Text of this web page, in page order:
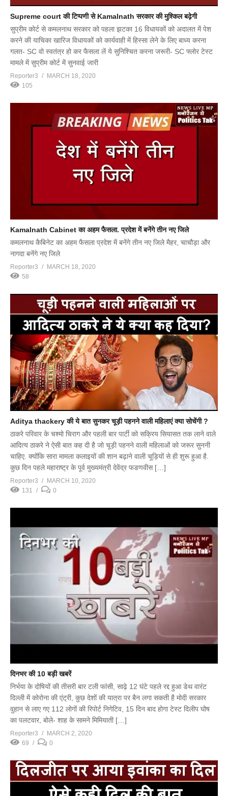
Supreme court की टिप्पणी से Kamalnath सरकार की मुश्किल बढ़ेगी
सुप्रीम कोर्ट से कमलनाथ सरकार को पहला झटका 16 विधायकों को अदालत में पेश
करने की याचिका खारिज विधायकों को कार्यवाही में हिस्सा लेने के लिए बाध्य करना
गलत- SC वो स्वतंत्र हो कर फैसला लें ये सुनिश्चित करना जरूरी- SC फ्लोर टेस्ट
मामले में सुप्रीम कोर्ट में सुनवाई जारी
Reporter3
MARCH 18, 2020
105
Kamalnath Cabinet का अहम फैसला. प्रदेश में बनेंगे तीन नए जिले
कमलनाथ कैबिनेट का अहम फैसला प्रदेश में बनेंगे तीन नए जिले मैहर, चाचौड़ा और
नागदा बनेंगे नए जिले
Reporter3
MARCH 18, 2020
58
Aditya thackery की ये बात सुनकर चूड़ी पहनने वाली महिलाएं क्या सोचेंगी ?
ठाकरे परिवार के चश्मो चिराग और पहली बार पार्टी को सक्रिय सियासत तक लाने वाले
आदित्य ठाकरे ने ऐसी बात कह दी है जो चूड़ी पहनने वाली महिलाओं को जरूर सुननी
चाहिए. क्योंकि सारा मामला कलाइयों की शान बढ़ाने वाली चूड़ियों से ही शुरू हुआ है.
कुछ दिन पहले महाराष्ट्र के पूर्व मुख्यमंत्री देवेंद्र फडणवीस […]
Reporter3
MARCH 10, 2020
131
0
दिनभर की 10 बड़ी खबरें
निर्भया के दोषियों की तीसरी बार टली फांसी, साढ़े 12 घंटे पहले रद्द हुआ डेथ वारंट
दिल्ली में कोरोना की एंट्री, कुछ देशों की यात्रा पर बैन लगा सकती है मोदी सरकार
वुहान से लाए गए 112 लोगों की रिपोर्ट निगेटिव, 15 दिन बाद होगा टेस्ट दिलीप घोष
का पलटवार, बोले- शाह के सामने मिमियाती […]
Reporter3
MARCH 2, 2020
69
0